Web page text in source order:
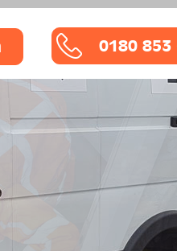
0180 853